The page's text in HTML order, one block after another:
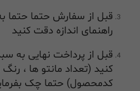
قبل از سفارش حتما حتما
راهنمای اندازه دقت کنید
قبل از پرداخت نهایی به
کنید (تعداد مانتو ها ، رنگ
کدمحصول) حتما چک